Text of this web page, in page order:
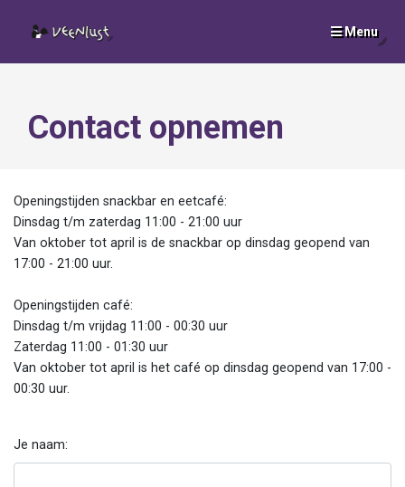
Menu
Contact opnemen
Openingstijden snackbar en eetcafé:
Dinsdag t/m zaterdag 11:00 - 21:00 uur
Van oktober tot april is de snackbar op dinsdag geopend van
17:00 - 21:00 uur.
Openingstijden café:
Dinsdag t/m vrijdag 11:00 - 00:30 uur
Zaterdag 11:00 - 01:30 uur
Van oktober tot april is het café op dinsdag geopend van 17:00 -
00:30 uur.
Je naam: